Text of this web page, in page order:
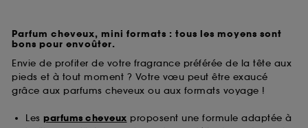
Parfum cheveux, mini formats : tous les moyens sont
bons pour envoûter.
Envie de profiter de votre fragrance préférée de la tête aux
pieds et à tout moment ? Votre vœu peut être exaucé
grâce aux parfums cheveux ou aux formats voyage !
Les parfums cheveux proposent une formule adaptée à